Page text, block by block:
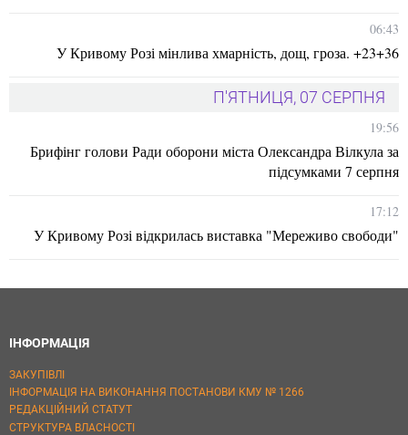
06:43
У Кривому Розі мінлива хмарність, дощ, гроза. +23+36
П'ЯТНИЦЯ, 07 СЕРПНЯ
19:56
Брифінг голови Ради оборони міста Олександра Вілкула за
підсумками 7 серпня
17:12
У Кривому Розі відкрилась виставка "Мереживо свободи"
ІНФОРМАЦІЯ
ЗАКУПІВЛІ
ІНФОРМАЦІЯ НА ВИКОНАННЯ ПОСТАНОВИ КМУ № 1266
РЕДАКЦІЙНИЙ СТАТУТ
СТРУКТУРА ВЛАСНОСТІ